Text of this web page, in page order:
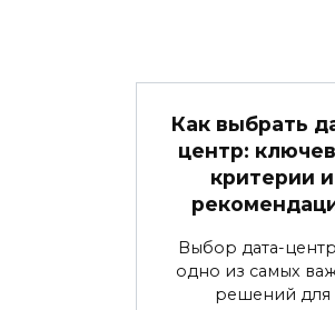
Как выбрать
центр:
критерии и
Выбор дата-
одно из самых
решений для